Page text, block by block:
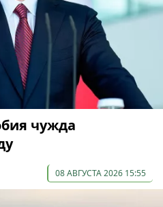
чужда
08 АВГУСТА 2026 15:55